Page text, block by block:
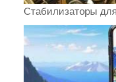
Стабилизаторы